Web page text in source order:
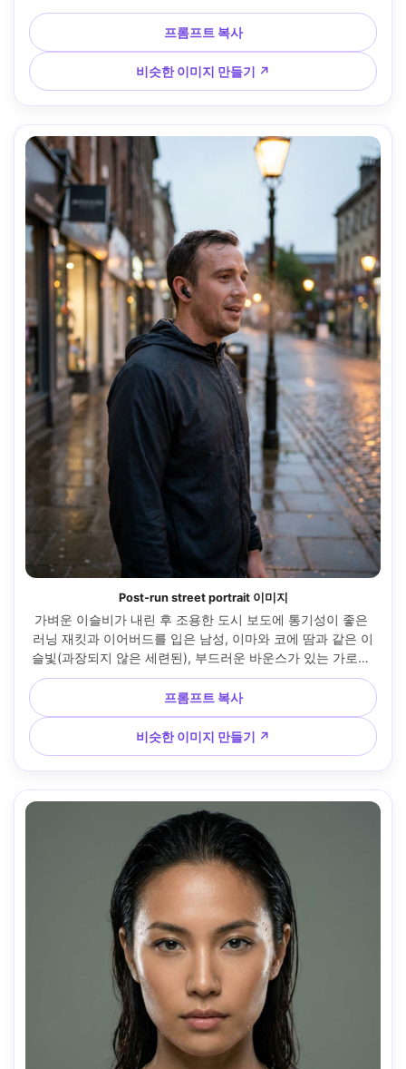
림 라이트 프로필, Canon R3, 85mm f/1.4, 프로필 클로즈업
프레임, 무디 흑백 변환, 사실적인 모공, 선명한 가장자리, 높은
다이나믹 레인지 --ar 4:5
프롬프트 복사
비슷한 이미지 만들기 ↗
Post-run street portrait 이미지
가벼운 이슬비가 내린 후 조용한 도시 보도에 통기성이 좋은
러닝 재킷과 이어버드를 입은 남성, 이마와 코에 땀과 같은 이
슬빛(과장되지 않은 세련된), 부드러운 바운스가 있는 가로등
광채, 소니 A7IV, 50mm f/1.4, 가슴 위로 프레임, 숨을 내쉬는
중간 표정, 사실적인 피부 결과와 자연스러운 그림자, 깔끔한
다큐멘터리 컬러 등급 --ar 4:5
프롬프트 복사
비슷한 이미지 만들기 ↗